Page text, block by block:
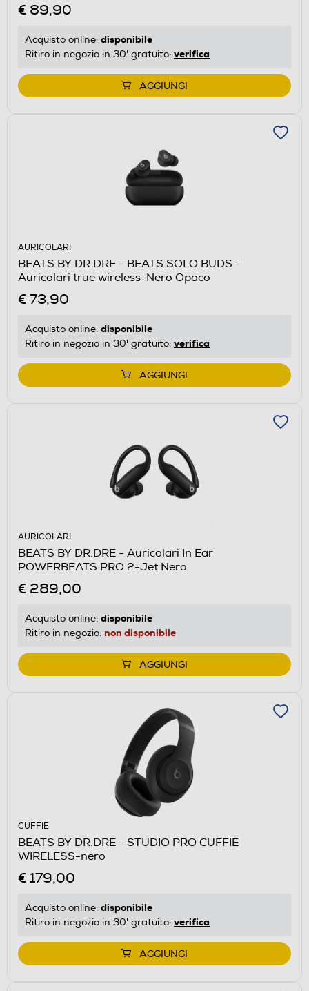
€ 89,90
Acquisto online: disponibile
Ritiro in negozio in 30' gratuito: verifica
AGGIUNGI
AURICOLARI
BEATS BY DR.DRE - BEATS SOLO BUDS -
Auricolari true wireless-Nero Opaco
€ 73,90
Acquisto online: disponibile
Ritiro in negozio in 30' gratuito: verifica
AGGIUNGI
AURICOLARI
BEATS BY DR.DRE - Auricolari In Ear
POWERBEATS PRO 2-Jet Nero
€ 289,00
Acquisto online: disponibile
Ritiro in negozio: non disponibile
AGGIUNGI
CUFFIE
BEATS BY DR.DRE - STUDIO PRO CUFFIE
WIRELESS-nero
€ 179,00
Acquisto online: disponibile
Ritiro in negozio in 30' gratuito: verifica
AGGIUNGI